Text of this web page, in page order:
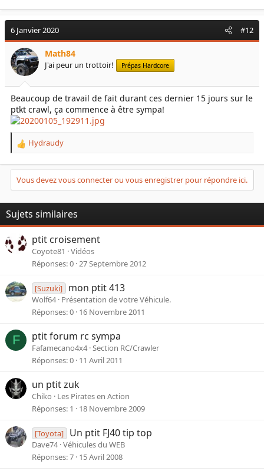
6 Janvier 2020 #12
Math84
J'ai peur un trottoir! Prépas Hardcore
Beaucoup de travail de fait durant ces dernier 15 jours sur le
ptkt crawl, ça commence à être sympa!
R
c
t
o
n
Hydraudy
Vous devez vous connecter ou vous enregistrer pour répondre ici.
Sujets similaires
ptit croisement
Coyote81
Vidéos
Réponses 0 27 Septembre 2012
[Suzuki] mon ptit 413
Wolf64 Présentation de votre Véhicule.
Réponses 0 16 Novembre 2011
F ptit forum rc sympa
Fafamecano4x4 Section RC/Crawler
Réponses 0 11 Avril 2011
un ptit zuk
Chiko
Les Pirates en Action
Réponses 1 18 Novembre 2009
[Toyota] Un ptit FJ40 tip top
Dave74 Véhicules du WEB
Réponses 7 15 Avril 2008